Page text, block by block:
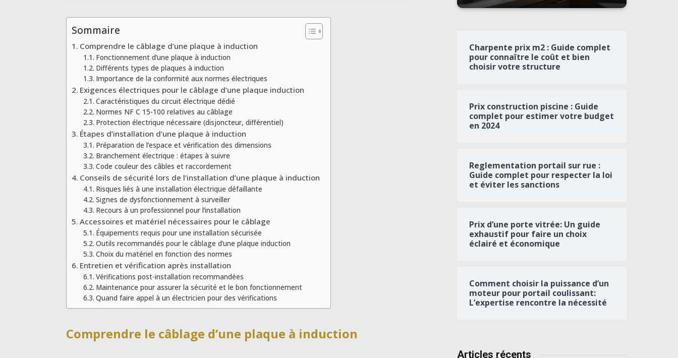
Sommaire
Comprendre le câblage d’une plaque à induction
Fonctionnement d’une plaque à induction
Différents types de plaques à induction
Importance de la conformité aux normes électriques
Exigences électriques pour le câblage d’une plaque induction
Caractéristiques du circuit électrique dédié
Normes NF C 15-100 relatives au câblage
Protection électrique nécessaire (disjoncteur, différentiel)
Étapes d’installation d’une plaque à induction
Préparation de l’espace et vérification des dimensions
Branchement électrique : étapes à suivre
Code couleur des câbles et raccordement
Conseils de sécurité lors de l’installation d’une plaque à induction
Risques liés à une installation électrique défaillante
Signes de dysfonctionnement à surveiller
Recours à un professionnel pour l’installation
Accessoires et matériel nécessaires pour le câblage
Équipements requis pour une installation sécurisée
Outils recommandés pour le câblage d’une plaque induction
Choix du matériel en fonction des normes
Entretien et vérification après installation
Vérifications post-installation recommandées
Maintenance pour assurer la sécurité et le bon fonctionnement
Quand faire appel à un électricien pour des vérifications
Comprendre le câblage d’une plaque à induction
Charpente prix m2 : Guide complet
pour connaître le coût et bien
choisir votre structure
Prix construction piscine : Guide
complet pour estimer votre budget
en 2024
Reglementation portail sur rue :
Guide complet pour respecter la loi
et éviter les sanctions
Prix d’une porte vitrée: Un guide
exhaustif pour faire un choix
éclairé et économique
Comment choisir la puissance d’un
moteur pour portail coulissant:
L’expertise rencontre la nécessité
Articles récents